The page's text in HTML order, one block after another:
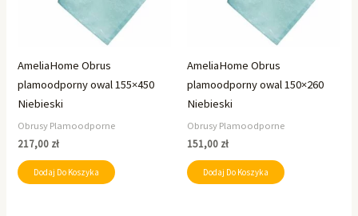
AmeliaHome Obrus
plamoodporny owal 155×450
Niebieski
Obrusy Plamoodporne
217,00 zł
Dodaj Do Koszyka
AmeliaHome Obrus
plamoodporny owal 150×260
Niebieski
Obrusy Plamoodporne
151,00 zł
Dodaj Do Koszyka